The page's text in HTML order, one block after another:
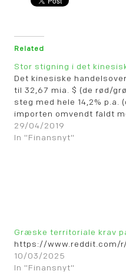
Related
Stor stigning i det
Det kinesiske
til 32,67 mia. $ (de rød/
steg med hele 14,2% p.a.
importen omvendt faldt
29/04/2019
In "Finansnyt"
Græske territoriale krav
https://www.reddit.com/
10/03/2025
In "Finansnyt"